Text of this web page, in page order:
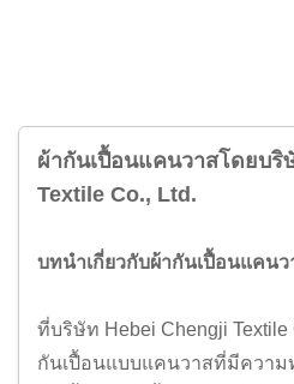
ผ้ากันเปื้อนแคนวาสโดยบริ
Textile Co., Ltd.
บทนำเกี่ยวกับผ้ากันเปื้อนแคนว
ที่บริษัท Hebei Chengji Textile
กันเปื้อนแบบแคนวาสที่มีความ